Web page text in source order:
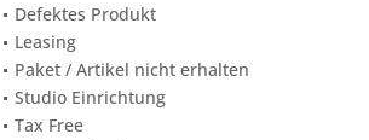
Defektes Produkt
Leasing
Paket / Artikel nicht erhalten
Studio Einrichtung
Tax Free